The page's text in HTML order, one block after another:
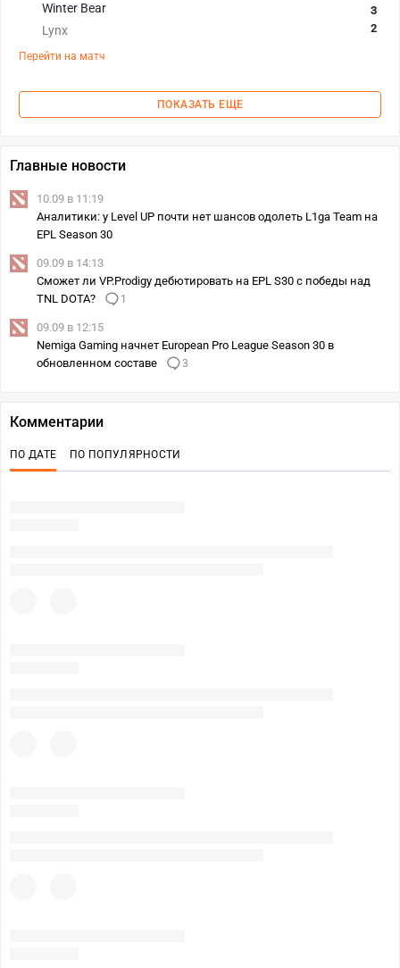
Winter Bear
Lynx
3
2
Перейти на матч
ПОКАЗАТЬ ЕЩЕ
Главные новости
10.09 в 11:19
Аналитики: у Level UP почти нет шансов одолеть L1ga Team на
EPL Season 30
09.09 в 14:13
Сможет ли VP.Prodigy дебютировать на EPL S30 с победы над
TNL DOTA?
1
09.09 в 12:15
Nemiga Gaming начнет European Pro League Season 30 в
обновленном составе
3
Комментарии
ПО ДАТЕ ПО ПОПУЛЯРНОСТИ